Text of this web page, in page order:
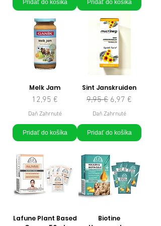
Pridať do košíka Pridať do košíka
Melk Jam
Cena
12,95 €
Daň Zahrnuté
Pridať do košíka
Sint Janskruiden
Normálna cena
9,95 € Zľavnená cena
6,97 €
Daň Zahrnuté
Pridať do košíka
Lafune Plant Based
Biotine